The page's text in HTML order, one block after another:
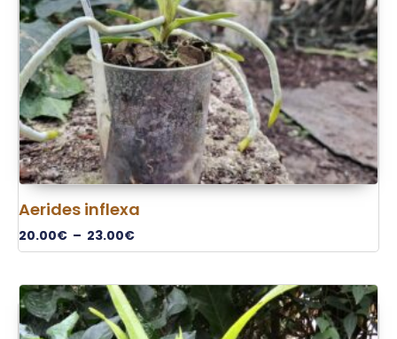
Aerides inflexa
20.00€ – 23.00€